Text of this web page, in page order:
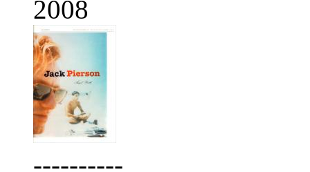
2008
----------